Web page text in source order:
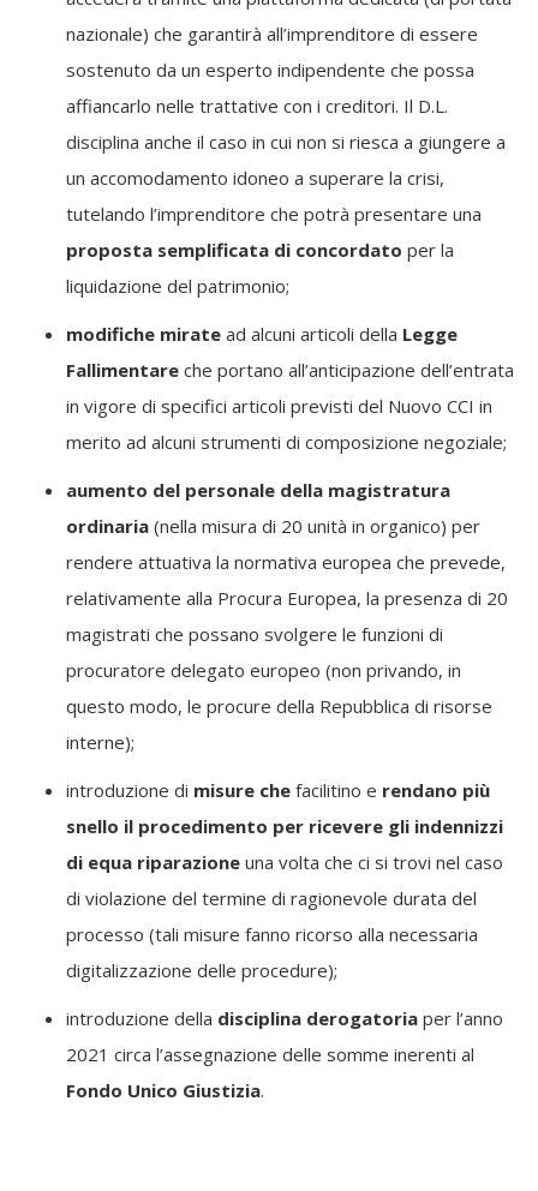
nazionale) che garantirà all’imprenditore di essere
sostenuto da un esperto indipendente che possa
affiancarlo nelle trattative con i creditori. Il D.L.
disciplina anche il caso in cui non si riesca a giungere a
un accomodamento idoneo a superare la crisi,
tutelando l’imprenditore che potrà presentare una
proposta semplificata di concordato per la
liquidazione del patrimonio;
modifiche mirate ad alcuni articoli della Legge
Fallimentare che portano all’anticipazione dell’entrata
in vigore di specifici articoli previsti del Nuovo CCI in
merito ad alcuni strumenti di composizione negoziale;
aumento del personale della magistratura
ordinaria (nella misura di 20 unità in organico) per
rendere attuativa la normativa europea che prevede,
relativamente alla Procura Europea, la presenza di 20
magistrati che possano svolgere le funzioni di
procuratore delegato europeo (non privando, in
questo modo, le procure della Repubblica di risorse
interne);
introduzione di misure che facilitino e rendano più
snello il procedimento per ricevere gli indennizzi
di equa riparazione una volta che ci si trovi nel caso
di violazione del termine di ragionevole durata del
processo (tali misure fanno ricorso alla necessaria
digitalizzazione delle procedure);
introduzione della disciplina derogatoria per l’anno
2021 circa l’assegnazione delle somme inerenti al
Fondo Unico Giustizia.